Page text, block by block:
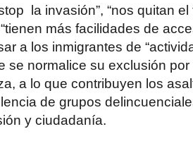
la invasión”, “nos quitan el
más facilidades de
a los inmigrantes de
se normalice su exclusión
a lo que contribuyen los
de grupos
y ciudadanía.